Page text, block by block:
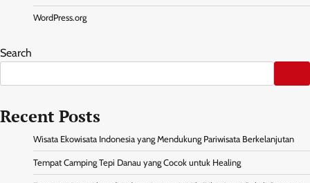
WordPress.org
Search
Recent Posts
Wisata Ekowisata Indonesia yang Mendukung Pariwisata Berkelanjutan
Tempat Camping Tepi Danau yang Cocok untuk Healing